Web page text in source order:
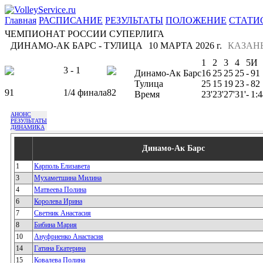
Главная РАСПИСАНИЕ РЕЗУЛЬТАТЫ ПОЛОЖЕНИЕ
ЧЕМПИОНАТ РОССИИ СУПЕРЛИГА
ДИНАМО-АК БАРС - ТУЛИЦА
10 МАРТА 2026 г.
3 - 1
91 1/4 финала82
1 2 3 4 5И
Динамо-Ак Барс16 25 25 25-91
Тулица
25 15 19 23-82
Время
23'23'27'31'-
АНОНС
РЕЗУЛЬТАТЫ
ДИНАМИКА
Динамо-Ак Барс
1
Карполь Елизавета
3
Мухаметшина Милина
4
Матвеева Полина
6
Королева Ирина
7
Светник Анастасия
8
Бибина Мария
10
Ануфриенко Анастасия
14
Гатина Екатерина
15
Ковалева Полина